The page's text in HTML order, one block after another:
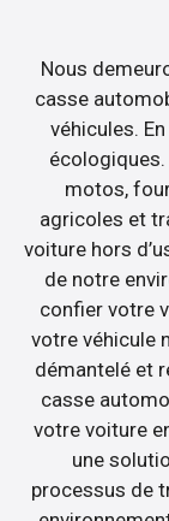
Nous
casse
véhicules.
motos,
agricoles et
voiture hors
de notre
confier votre
votre véhicule
démantelé et
casse
votre voiture
une
processus de